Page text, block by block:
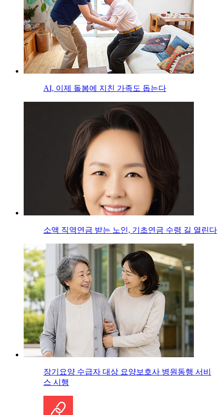
AI, 이제 돌봄에 지친 가족도 돕는다
소액 직역연금 받는 노인, 기초연금 수령 길 열린다
장기요양 수급자 대상 요양보호사 병원동행 서비
스 시행